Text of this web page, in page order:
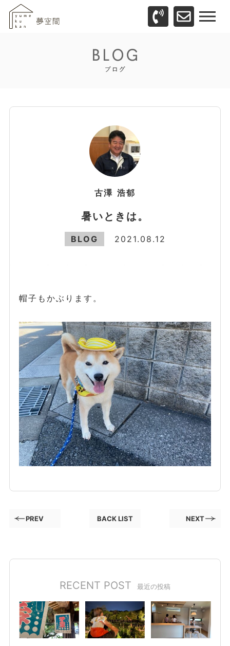
古澤 浩郁
暑いときは。
BLOG 2021.08.12
帽子もかぶります。
PREV BACK LIST NEXT
RECENT POST 最近の投稿